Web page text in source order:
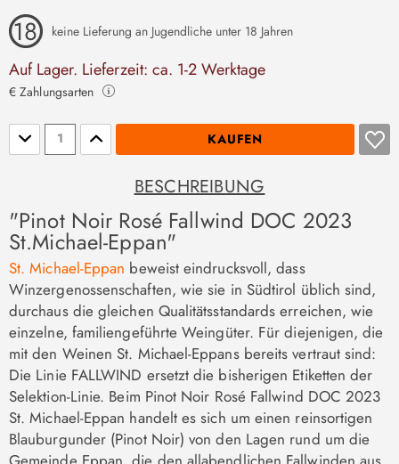
keine Lieferung an Jugendliche unter 18 Jahren
Auf Lager. Lieferzeit: ca. 1-2 Werktage
€ Zahlungsarten
Stückzahl KAUFEN
BESCHREIBUNG
"Pinot Noir Rosé Fallwind DOC 2023
St.Michael-Eppan"
St. Michael-Eppan beweist eindrucksvoll, dass
Winzergenossenschaften, wie sie in Südtirol üblich sind,
durchaus die gleichen Qualitätsstandards erreichen, wie
einzelne, familiengeführte Weingüter. Für diejenigen, die
mit den Weinen St. Michael-Eppans bereits vertraut sind:
Die Linie FALLWIND ersetzt die bisherigen Etiketten der
Selektion-Linie. Beim Pinot Noir Rosé Fallwind DOC 2023
St. Michael-Eppan handelt es sich um einen reinsortigen
Blauburgunder (Pinot Noir) von den Lagen rund um die